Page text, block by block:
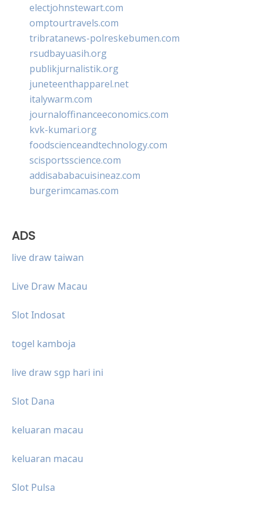
electjohnstewart.com
omptourtravels.com
tribratanews-polreskebumen.com
rsudbayuasih.org
publikjurnalistik.org
juneteenthapparel.net
italywarm.com
journaloffinanceeconomics.com
kvk-kumari.org
foodscienceandtechnology.com
scisportsscience.com
addisababacuisineaz.com
burgerimcamas.com
ADS
live draw taiwan
Live Draw Macau
Slot Indosat
togel kamboja
live draw sgp hari ini
Slot Dana
keluaran macau
keluaran macau
Slot Pulsa